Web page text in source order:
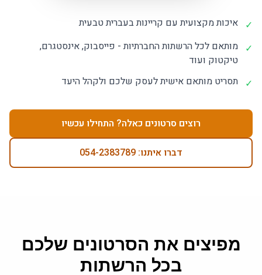
✓ איכות מקצועית עם קריינות בעברית טבעית
✓ מותאם לכל הרשתות החברתיות - פייסבוק, אינסטגרם,
טיקטוק ועוד
✓ תסריט מותאם אישית לעסק שלכם ולקהל היעד
רוצים סרטונים כאלה? התחילו עכשיו
דברו איתנו: 054-2383789
מפיצים את הסרטונים שלכם
בכל הרשתות